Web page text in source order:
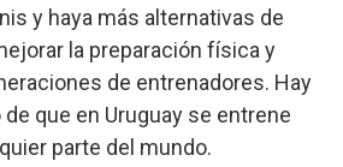
y haya más alternativas de
la preparación física y
de entrenadores. Hay
que en Uruguay se entrene
parte del mundo.